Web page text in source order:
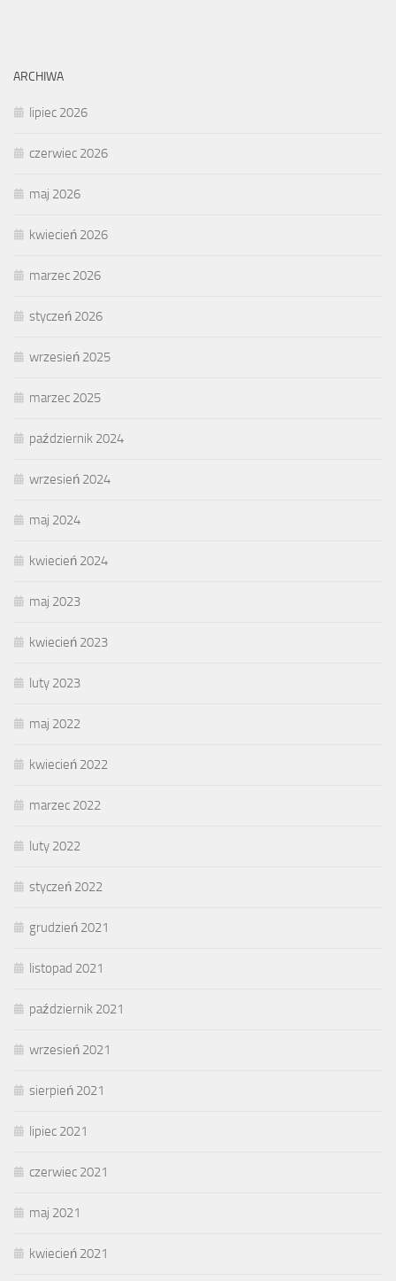
ARCHIWA
lipiec 2026
czerwiec 2026
maj 2026
kwiecień 2026
marzec 2026
styczeń 2026
wrzesień 2025
marzec 2025
październik 2024
wrzesień 2024
maj 2024
kwiecień 2024
maj 2023
kwiecień 2023
luty 2023
maj 2022
kwiecień 2022
marzec 2022
luty 2022
styczeń 2022
grudzień 2021
listopad 2021
październik 2021
wrzesień 2021
sierpień 2021
lipiec 2021
czerwiec 2021
maj 2021
kwiecień 2021